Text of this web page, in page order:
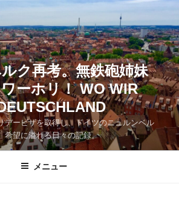
ク再考。無鉄砲姉妹
ーホリ！ WO WIR
デービザを取得し、ドイツのニュルンベル
希望に溢れる日々の記録。
メニュー